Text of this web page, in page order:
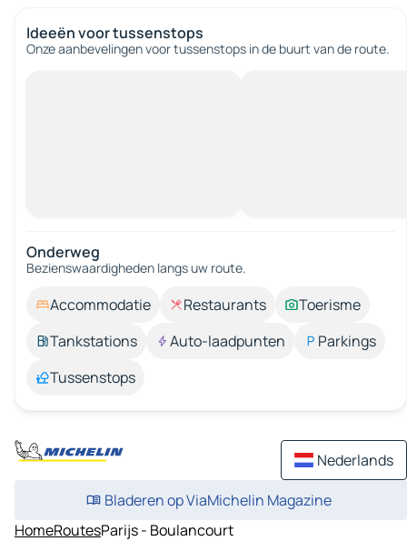
Ideeën voor tussenstops
Onze aanbevelingen voor tussenstops in de buurt van de route.
Onderweg
Bezienswaardigheden langs uw route.
Accommodatie Restaurants
Toerisme
Tankstations
Auto-laadpunten
Parkings
Tussenstops
Nederlands
Bladeren op ViaMichelin Magazine
HomeRoutesParijs - Boulancourt